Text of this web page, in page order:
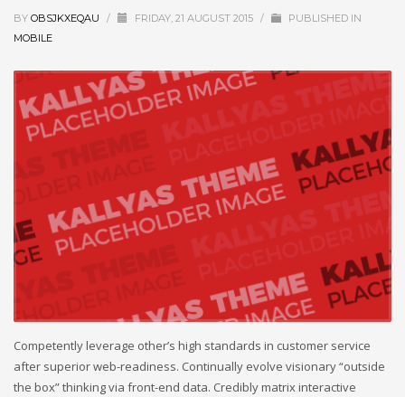
BY OBSJKXEQAU / FRIDAY, 21 AUGUST 2015 /
PUBLISHED IN
MOBILE
Competently leverage other’s high standards in customer service
after superior web-readiness. Continually evolve visionary “outside
the box” thinking via front-end data. Credibly matrix interactive